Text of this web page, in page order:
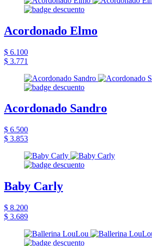
Acordonado Elmo
$ 6.100
$ 3.771
Acordonado Sandro
$ 6.500
$ 3.853
Baby Carly
$ 8.200
$ 3.689